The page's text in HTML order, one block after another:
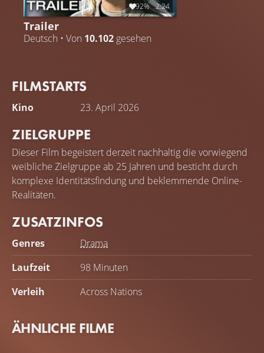
92% 2:24
Trailer
Deutsch • Von 10.102 gesehen
FILMSTARTS
Kino 23. April 2026
ZIELGRUPPE
Dieser Film begeistert derzeit nachhaltig die vorwiegend
weibliche Zielgruppe ab 25 Jahren und besticht durch
komplexe Identitätsfindung und beklemmende Online-
Realitäten.
ZUSATZINFOS
Genres
Drama
Laufzeit
98 Minuten
Verleih
Across Nations
ÄHNLICHE FILME